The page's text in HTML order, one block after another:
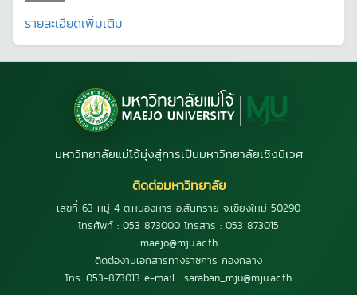
รายละเอียดเพิ่มเติม
มหาวิทยาลัยแม่โจ้มุ่งสู่การเป็นมหาวิทยาลัยเชิงนิเวศ
ติดต่อมหาวิทยาลัย
เลขที่ 63 หมู่ 4 ต.หนองหาร อ.สันทราย จ.เชียงใหม่ 50290
โทรศัพท์ : 053 873000 โทรสาร : 053 873015
maejo@mju.ac.th
ติดต่องานเอกสารทางราชการ กองกลาง
โทร. 053-873013 e-mail : saraban_mju@mju.ac.th